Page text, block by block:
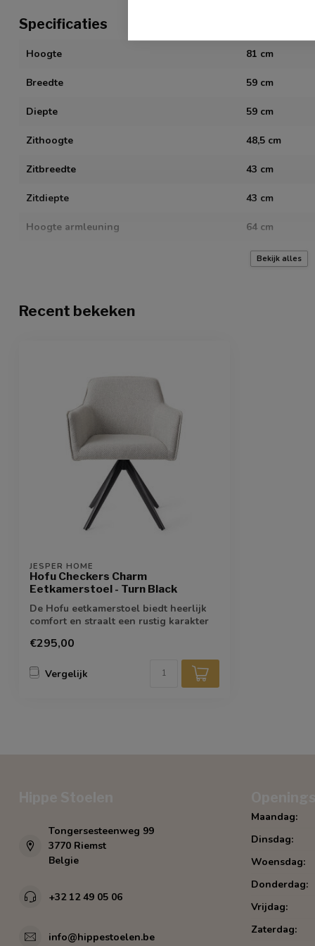
Specificaties
Hoogte 81 cm
Breedte 59 cm
Diepte 59 cm
Zithoogte 48,5 cm
Zitbreedte 43 cm
Zitdiepte 43 cm
Hoogte armleuning 64 cm
Bekijk alles
Recent bekeken
JESPER HOME
Hofu Checkers Charm
Eetkamerstoel - Turn Black
De Hofu eetkamerstoel biedt heerlijk
comfort en straalt een rustig karakter
€295,00
Vergelijk
Tongersesteenweg 99
3770 Riemst
Belgie
+32 12 49 05 06
info@hippestoelen.be
Maandag:
Dinsdag:
Woensdag:
Donderdag:
Vrijdag:
Zaterdag: